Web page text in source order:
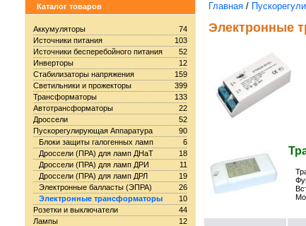
Каталог товаров
74
Аккумуляторы
103
Источники питания
52
Источники бесперебойного питания
12
Инверторы
159
Стабилизаторы напряжения
399
Светильники и прожекторы
133
Трансформаторы
22
Автотрансформаторы
52
Дроссели
90
Пускорегулирующая Аппаратура
6
Блоки защиты галогенных ламп
18
Дроссели (ПРА) для ламп ДНаТ
11
Дроссели (ПРА) для ламп ДРИ
19
Дроссели (ПРА) для ламп ДРЛ
26
Электронные балласты (ЭПРА)
10
Электронные трансформаторы
44
Розетки и выключатели
12
Лампы
Главная /
Электронные